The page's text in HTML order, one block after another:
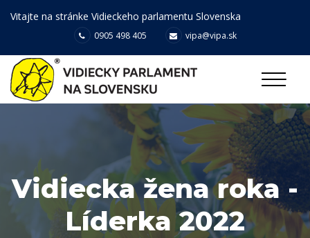
Vitajte na stránke Vidieckeho parlamentu Slovenska
0905 498 405 vipa@vipa.sk
Vidiecka žena roka -
Líderka 2022